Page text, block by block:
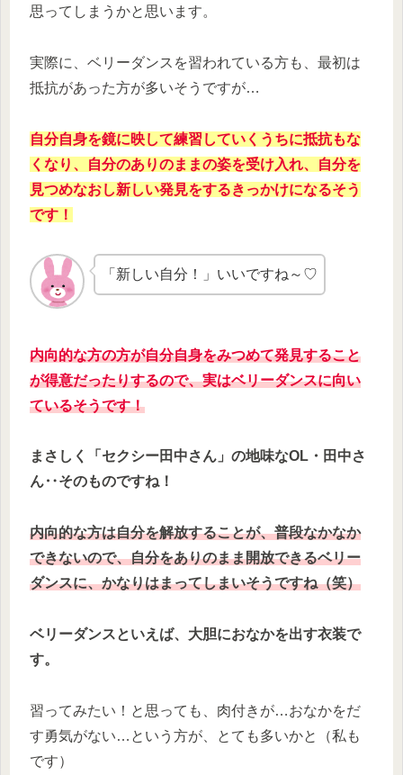
思ってしまうかと思います。
実際に、ベリーダンスを習われている方も、最初は
抵抗があった方が多いそうですが…
自分自身を鏡に映して練習していくうちに抵抗もな
くなり、自分のありのままの姿を受け入れ、自分を
見つめなおし新しい発見をするきっかけになるそう
です！
「新しい自分！」いいですね～♡
内向的な方の方が自分自身をみつめて発見すること
が得意だったりするので、実はベリーダンスに向い
ているそうです！
まさしく「セクシー田中さん」の地味なOL・田中さ
ん‥そのものですね！
内向的な方は自分を解放することが、普段なかなか
できないので、自分をありのまま開放できるベリー
ダンスに、かなりはまってしまいそうですね（笑）
ベリーダンスといえば、大胆におなかを出す衣装で
す。
習ってみたい！と思っても、肉付きが…おなかをだ
す勇気がない…という方が、とても多いかと（私も
です）